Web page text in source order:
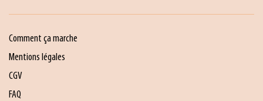
Comment ça marche
Mentions légales
CGV
FAQ